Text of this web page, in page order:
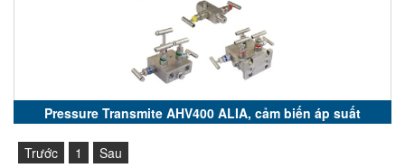
Pressure Transmite AHV400 ALIA, cảm biến áp suất
Trước
1 Sau